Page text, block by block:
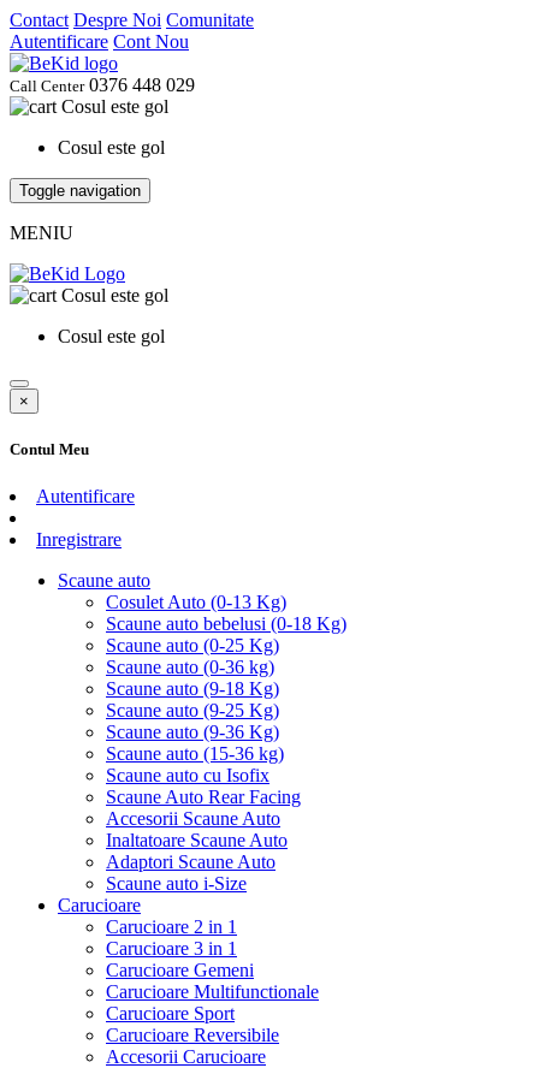
Contact Despre Noi Comunitate
Autentificare Cont Nou
Call Center0376 448 029
Cosul este gol
Cosul este gol
Toggle navigation
MENIU
Cosul este gol
Cosul este gol
×
Contul Meu
Autentificare
Inregistrare
Scaune auto
Cosulet Auto (0-13 Kg)
Scaune auto bebelusi (0-18 Kg)
Scaune auto (0-25 Kg)
Scaune auto (0-36 kg)
Scaune auto (9-18 Kg)
Scaune auto (9-25 Kg)
Scaune auto (9-36 Kg)
Scaune auto (15-36 kg)
Scaune auto cu Isofix
Scaune Auto Rear Facing
Accesorii Scaune Auto
Inaltatoare Scaune Auto
Adaptori Scaune Auto
Scaune auto i-Size
Carucioare
Carucioare 2 in 1
Carucioare 3 in 1
Carucioare Gemeni
Carucioare Multifunctionale
Carucioare Sport
Carucioare Reversibile
Accesorii Carucioare